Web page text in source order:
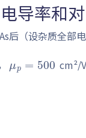
导率和
后（设杂质全部
cm²/